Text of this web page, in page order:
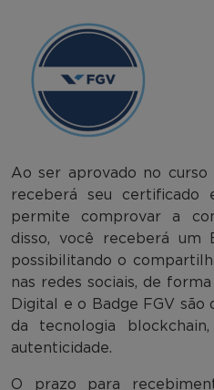
Ao ser aprovado no
receberá seu certificado
permite comprovar a
disso, você receberá um
possibilitando o
nas redes sociais, de
Digital e o Badge FGV
da tecnologia
autenticidade.
O prazo para